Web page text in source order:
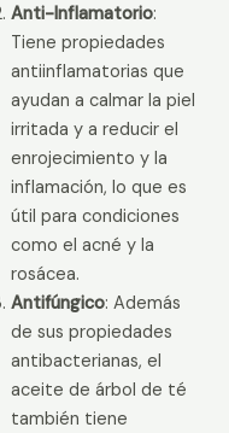
Anti-Inflamatorio:
Tiene propiedades
antiinflamatorias que
ayudan a calmar la piel
irritada y a reducir el
enrojecimiento y la
inflamación, lo que es
útil para condiciones
como el acné y la
rosácea.
Antifúngico: Además
de sus propiedades
antibacterianas, el
aceite de árbol de té
también tiene